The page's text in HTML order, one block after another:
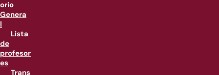
orio
Genera
l
Lista
de
profesor
es
Trans